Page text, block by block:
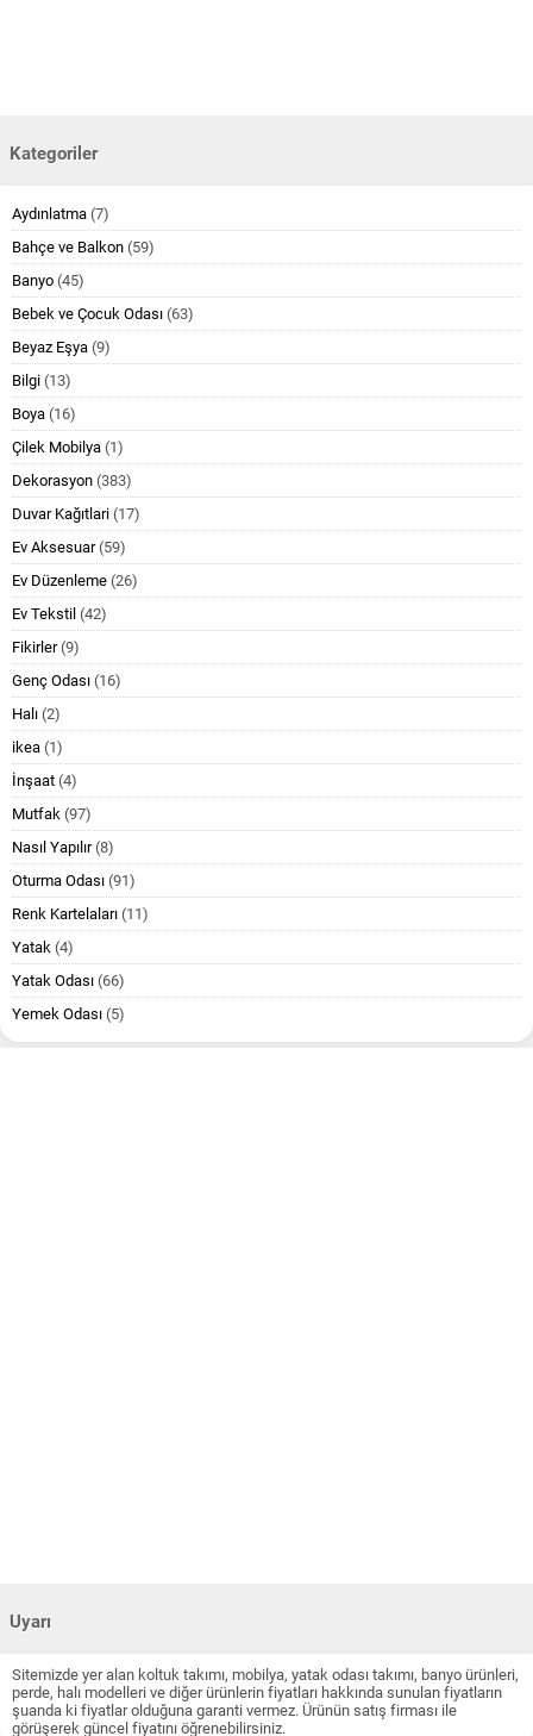
Kategoriler
Aydınlatma (7)
Bahçe ve Balkon (59)
Banyo (45)
Bebek ve Çocuk Odası (63)
Beyaz Eşya (9)
Bilgi (13)
Boya (16)
Çilek Mobilya (1)
Dekorasyon (383)
Duvar Kağıtlari (17)
Ev Aksesuar(59)
Ev Düzenleme (26)
Ev Tekstil (42)
Fikirler(9)
Genç Odası (16)
Halı (2)
ikea (1)
İnşaat (4)
Mutfak (97)
Nasıl Yapılır(8)
Oturma Odası (91)
Renk Kartelaları (11)
Yatak (4)
Yatak Odası (66)
Yemek Odası (5)
Uyarı
Sitemizde yer alan koltuk takımı, mobilya, yatak odası takımı, banyo ürünleri,
perde, halı modelleri ve diğer ürünlerin fiyatları hakkında sunulan fiyatların
şuanda ki fiyatlar olduğuna garanti vermez. Ürünün satış firması ile
görüşerek güncel fiyatını öğrenebilirsiniz.